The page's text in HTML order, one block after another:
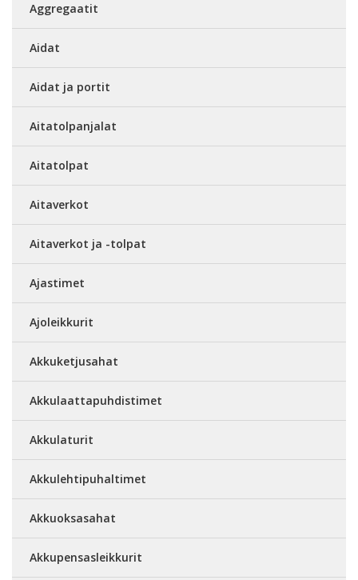
Aggregaatit
Aidat
Aidat ja portit
Aitatolpanjalat
Aitatolpat
Aitaverkot
Aitaverkot ja -tolpat
Ajastimet
Ajoleikkurit
Akkuketjusahat
Akkulaattapuhdistimet
Akkulaturit
Akkulehtipuhaltimet
Akkuoksasahat
Akkupensasleikkurit